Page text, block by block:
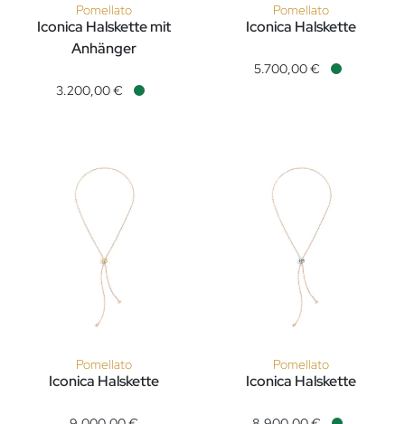
Pomellato
Iconica Halskette mit
Anhänger
Pomellato Iconica Halskette mit Anhänger, Ref:
3.200,00 €
Pomellato
Iconica Halskette
5.700,00 €
Pomellato
Iconica Halskette
Pomellato
Iconica Halskette